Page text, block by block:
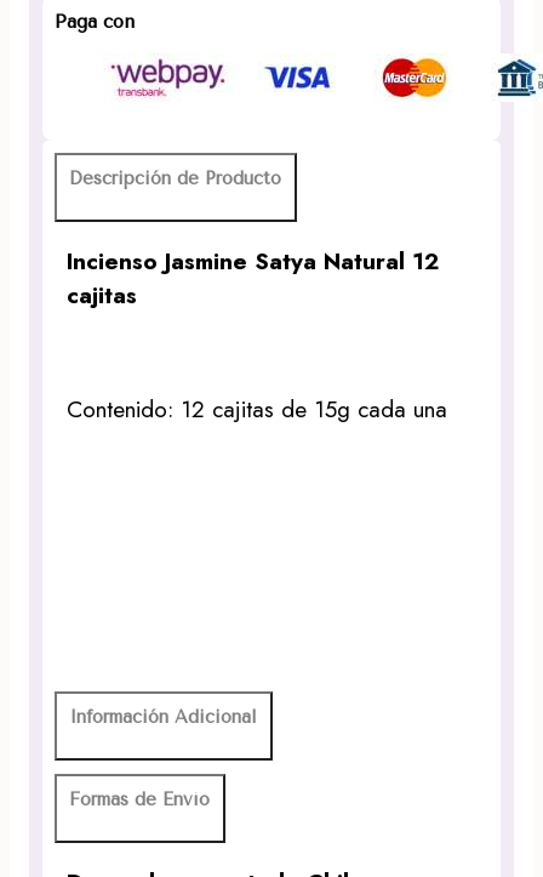
12
cantidad
Paga con
Descripción de Producto
Incienso Jasmine Satya Natural 12
cajitas
Contenido: 12 cajitas de 15g cada una
Información Adicional
Formas de Envío